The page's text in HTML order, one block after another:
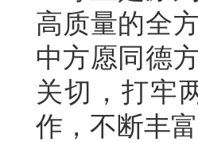
高质量的全
中方愿同德
关切，打牢
作，不断丰